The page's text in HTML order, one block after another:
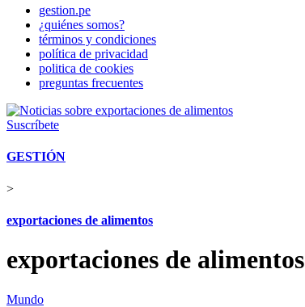
gestion.pe
¿quiénes somos?
términos y condiciones
política de privacidad
politica de cookies
preguntas frecuentes
Suscríbete
GESTIÓN
>
exportaciones de alimentos
exportaciones de alimentos
Mundo